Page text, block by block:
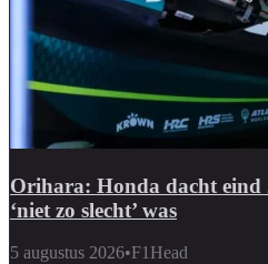
Orihara: Honda dacht eind
‘niet zo slecht’ was
5 augustus 2026•F1Head